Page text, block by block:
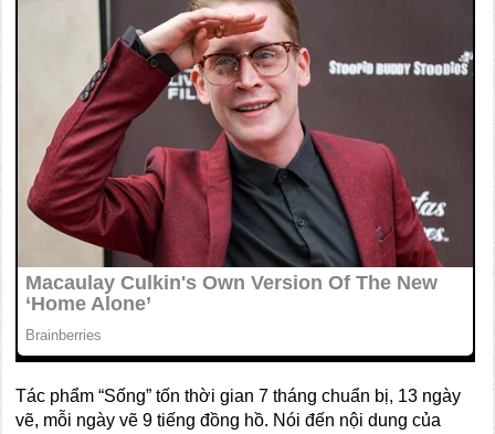
Tác phẩm “Sống” tốn thời gian 7 tháng chuẩn bị, 13 ngày
vẽ, mỗi ngày vẽ 9 tiếng đồng hồ. Nói đến nội dung của